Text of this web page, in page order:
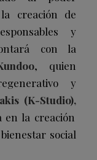
creación de
y
con la
, quien
y
(K-Studio),
en la creación
social